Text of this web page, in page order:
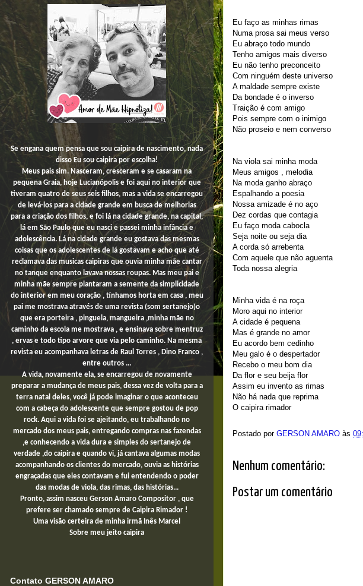
Eu faço as minhas rimas
Numa prosa sai meus verso
Eu abraço todo mundo
Tenho amigos mais diverso
Eu não tenho preconceito
Com ninguém deste universo
A maldade sempre existe
Da bondade é o inverso
Traição é com amigo
Pois sempre com o inimigo
Não proseio e nem converso
Na viola sai minha moda
Meus amigos , melodia
Na moda ganho abraço
Espalhando a poesia
Nossa amizade é no aço
Dez cordas que contagia
Eu faço moda cabocla
Seja noite ou seja dia
A corda só arrebenta
Com aquele que não aguenta
Toda nossa alegria
Minha vida é na roça
Moro aqui no interior
A cidade é pequena
Mas é grande no amor
Eu acordo bem cedinho
Meu galo é o despertador
Recebo o meu bom dia
Da flor e seu beija flor
Assim eu invento as rimas
Não há nada que reprima
O caipira rimador
Postado por GERSON AMARO às
Nenhum comentário:
Postar um comentário
Se engana quem pensa que sou caipira de nascimento, nada
dissoEu sou caipira por escolha!
Meus pais sim. Nasceram, cresceram e se casaram na
pequena Graia, hoje Lucianópolis e foi aqui no interior que
tiveram quatro de seus seis filhos, mas a vida se encarregou
de levá-los para a cidade grande em busca de melhorias
para a criação dos filhos, e foi lá na cidade grande, na capital,
lá em São Paulo que eu nasci e passei minha infância e
adolescência. Lá na cidade grande eu gostava das mesmas
coisas que os adolescentes de lá gostavam e acho que até
reclamava das musicas caipiras que ouvia minha mãe cantar
no tanque enquanto lavava nossas roupas. Mas meu pai e
minha mãe sempre plantaram a semente da simplicidade
do interior em meu coração , tínhamos horta em casa , meu
pai me mostrava através de uma revista (som sertanejo)o
que era porteira , pinguela, mangueira ,minha mãe no
caminho da escola me mostrava , e ensinava sobre mentruz
, ervas e todo tipo arvore que via pelo caminho. Na mesma
revista eu acompanhava letras de Raul Torres , Dino Franco ,
entre outros ...
A vida, novamente ela, se encarregou de novamente
preparar a mudança de meus pais, dessa vez de volta para a
terra natal deles, você já pode imaginar o que aconteceu
com a cabeça do adolescente que sempre gostou de pop
rock. Aqui a vida foi se ajeitando, eu trabalhando no
mercado dos meus pais, entregando compras nas fazendas
,e conhecendo a vida dura e simples do sertanejo de
verdade ,do caipira e quando vi, já cantava algumas modas
acompanhando os clientes do mercado, ouvia as histórias
engraçadas que eles contavam e fui entendendo o poder
das modas de viola, das rimas, das histórias...
Pronto, assim nasceu Gerson Amaro Compositor , que
prefere ser chamado sempre de Caipira Rimador !
Uma visão certeira de minha irmã Inês Marcel
Sobre meu jeito caipira
Contato GERSON AMARO